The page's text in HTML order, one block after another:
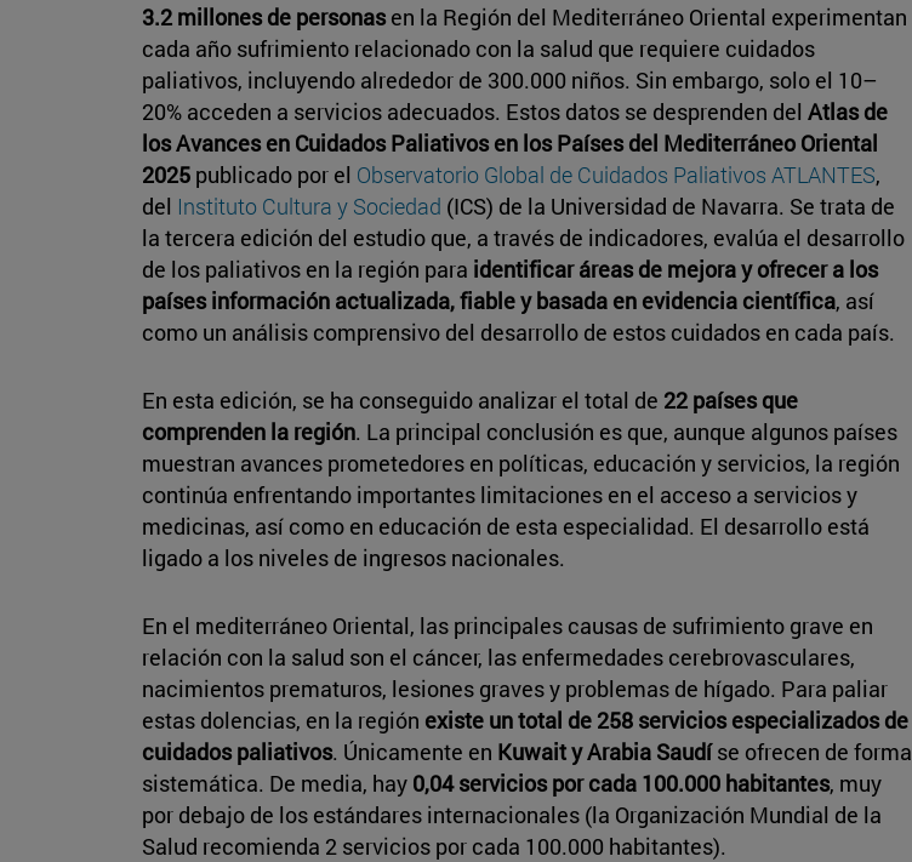
3.2 millones de personasen la Región del Mediterráneo Oriental experimentan
cada año sufrimiento relacionado con la salud que requiere cuidados
paliativos, incluyendo alrededor de 300.000 niños. Sin embargo, solo el 10–
20% acceden a servicios adecuados. Estos datos se desprenden del Atlas de
los Avances en Cuidados Paliativos en los Países del Mediterráneo Oriental
2025 publicado por el Observatorio Global de Cuidados Paliativos ATLANTES,
del Instituto Cultura y Sociedad (ICS) de la Universidad de Navarra. Se trata de
la tercera edición del estudio que, a través de indicadores, evalúa el desarrollo
de los paliativos en la región para identificar áreas de mejora y ofrecer a los
países información actualizada, fiable y basada en evidencia científica, así
como un análisis comprensivo del desarrollo de estos cuidados en cada país.
En esta edición, se ha conseguido analizar el total de 22 países que
comprenden la región. La principal conclusión es que, aunque algunos países
muestran avances prometedores en políticas, educación y servicios, la región
continúa enfrentando importantes limitaciones en el acceso a servicios y
medicinas, así como en educación de esta especialidad. El desarrollo está
ligado a los niveles de ingresos nacionales.
En el mediterráneo Oriental, las principales causas de sufrimiento grave en
relación con la salud son el cáncer, las enfermedades cerebrovasculares,
nacimientos prematuros, lesiones graves y problemas de hígado. Para paliar
estas dolencias, en la región existe un total de 258 servicios especializados de
cuidados paliativos. Únicamente en Kuwait y Arabia Saudíse ofrecen de forma
sistemática. De media, hay 0,04 servicios por cada 100.000 habitantes, muy
por debajo de los estándares internacionales (la Organización Mundial de la
Salud recomienda 2 servicios por cada 100.000 habitantes).